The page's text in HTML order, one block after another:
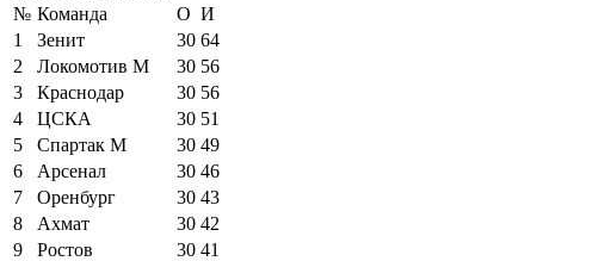
№ Команда О И
1
Зенит 30 64
2
Локомотив М 30 56
3
Краснодар 30 56
4
ЦСКА 30 51
5
Спартак М 30 49
6
Арсенал 30 46
7
Оренбург 30 43
8
Ахмат 30 42
9
Ростов 30 41